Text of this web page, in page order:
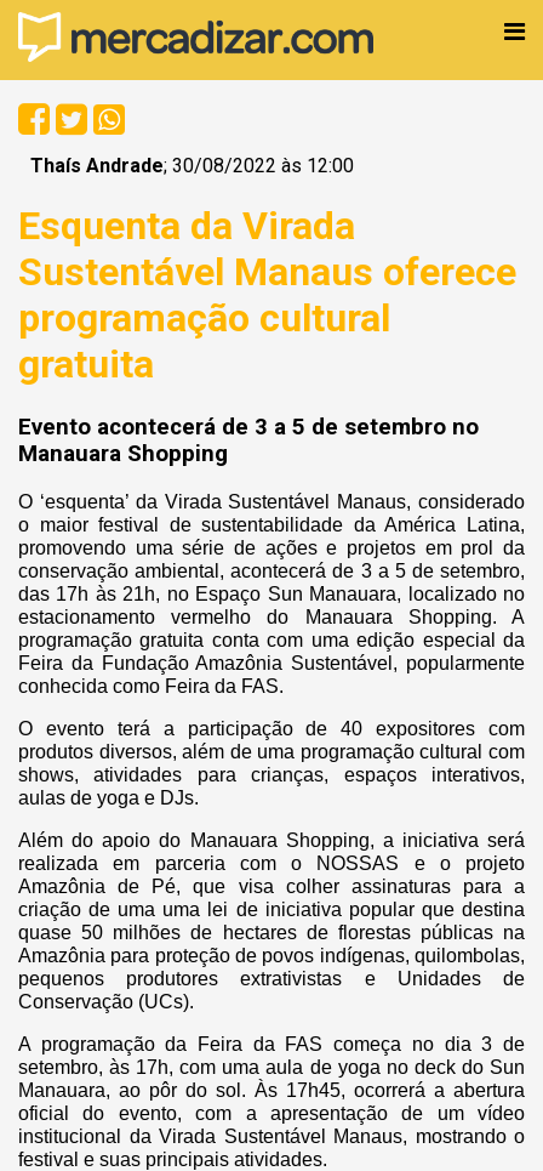
Thaís Andrade; 30/08/2022 às 12:00
Esquenta da Virada
Sustentável Manaus oferece
programação cultural
gratuita
Evento acontecerá de 3 a 5 de setembro no
Manauara Shopping
O ‘esquenta’ da Virada Sustentável Manaus, considerado
o maior festival de sustentabilidade da América Latina,
promovendo uma série de ações e projetos em prol da
conservação ambiental, acontecerá de 3 a 5 de setembro,
das 17h às 21h, no Espaço Sun Manauara, localizado no
estacionamento vermelho do Manauara Shopping. A
programação gratuita conta com uma edição especial da
Feira da Fundação Amazônia Sustentável, popularmente
conhecida como Feira da FAS.
O evento terá a participação de 40 expositores com
produtos diversos, além de uma programação cultural com
shows, atividades para crianças, espaços interativos,
aulas de yoga e DJs.
Além do apoio do Manauara Shopping, a iniciativa será
realizada em parceria com o NOSSAS e o projeto
Amazônia de Pé, que visa colher assinaturas para a
criação de uma uma lei de iniciativa popular que destina
quase 50 milhões de hectares de florestas públicas na
Amazônia para proteção de povos indígenas, quilombolas,
pequenos produtores extrativistas e Unidades de
Conservação (UCs).
A programação da Feira da FAS começa no dia 3 de
setembro, às 17h, com uma aula de yoga no deck do Sun
Manauara, ao pôr do sol. Às 17h45, ocorrerá a abertura
oficial do evento, com a apresentação de um vídeo
institucional da Virada Sustentável Manaus, mostrando o
festival e suas principais atividades.